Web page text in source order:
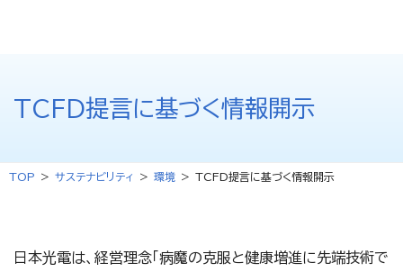
TCFD提言に基づく情報開示
TOP サステナビリティ 環境 TCFD提言に基づく情報開示
日本光電は、経営理念「病魔の克服と健康増進に先端技術で